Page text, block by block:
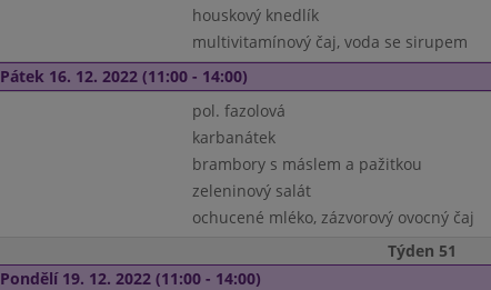
houskový knedlík
multivitamínový čaj, voda se sirupem
Pátek 16. 12. 2022 (11:00 - 14:00)
pol. fazolová
karbanátek
brambory s máslem a pažitkou
zeleninový salát
ochucené mléko, zázvorový ovocný čaj
Týden 51
Pondělí 19. 12. 2022 (11:00 - 14:00)